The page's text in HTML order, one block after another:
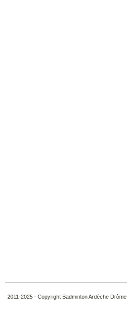
2011-2025 - Copyright Badminton Ardèche Drôme